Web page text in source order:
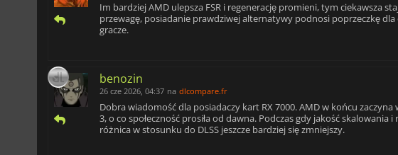
Im bardziej AMD ulepsza FSR i regenerację promieni, tym ciekawsza
przewagę, posiadanie prawdziwej alternatywy podnosi poprzeczkę
gracze.
benozin
26 cze 2026, 04:37 na dlcompare.fr
Dobra wiadomość dla posiadaczy kart RX 7000. AMD w końcu
3, o co społeczność prosiła od dawna. Podczas gdy jakość
różnica w stosunku do DLSS jeszcze bardziej się zmniejszy.